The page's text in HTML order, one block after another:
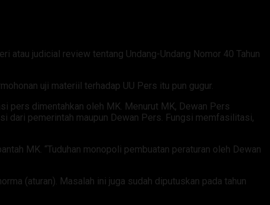
atau judicial review tentang Undang-Undang Nomor 40 Tahun
uji materiil terhadap UU Pers itu pun gugur.
pers dimentahkan oleh MK. Menurut MK, Dewan Pers
dari pemerintah maupun Dewan Pers. Fungsi memfasilitasi,
MK. “Tuduhan monopoli pembuatan peraturan oleh Dewan
(aturan). Masalah ini juga sudah diputuskan pada tahun